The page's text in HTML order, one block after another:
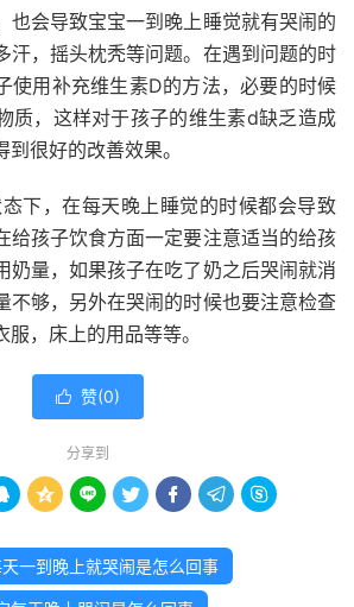
也会导致宝宝一到晚上睡觉就有哭闹的
汗，摇头枕秃等问题。在遇到问题的时
使用补充维生素D的方法，必要的时候
质，这样对于孩子的维生素d缺乏造成
很好的改善效果。
下，在每天晚上睡觉的时候都会导致
给孩子饮食方面一定要注意适当的给孩
奶量，如果孩子在吃了奶之后哭闹就消
不够，另外在哭闹的时候也要注意检查
，床上的用品等等。
 赞(0)
分享到
     
一到晚上就哭闹是怎么回事